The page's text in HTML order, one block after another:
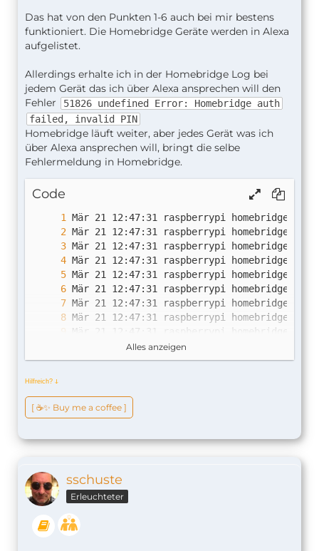
Das hat von den Punkten 1-6 auch bei mir bestens
funktioniert. Die Homebridge Geräte werden in Alexa
aufgelistet.
Allerdings erhalte ich in der Homebridge Log bei
jedem Gerät das ich über Alexa ansprechen will den
Fehler
51826 undefined Error: Homebridge auth
failed, invalid PIN
Homebridge läuft weiter, aber jedes Gerät was ich
über Alexa ansprechen will, bringt die selbe
Fehlermeldung in Homebridge.
Code
Mär 21 12:47:32 raspberrypi
Alles anzeigen
Hilfreich? ↆ
[ ☕️✨ Buy me a coffee ]
sschuste
Erleuchteter